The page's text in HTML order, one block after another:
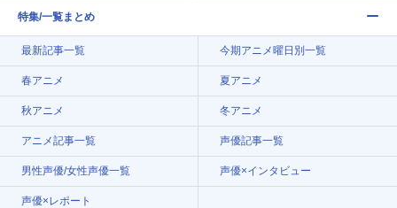
特集/一覧まとめ
最新記事一覧 今期アニメ曜日別一覧
春アニメ 夏アニメ
秋アニメ 冬アニメ
アニメ記事一覧 声優記事一覧
男性声優/女性声優一覧 声優×インタビュー
声優×レポート